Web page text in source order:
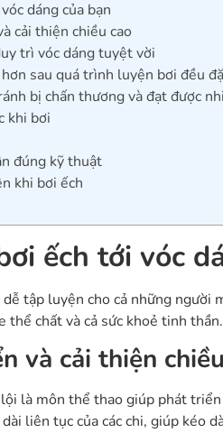
dáng của bạn
cải thiện chiều cao
trì vóc dáng tuyệt vời
sau quá trình luyện bơi đều
bị chấn thương và đạt được
khi bơi
đúng kỹ thuật
khi bơi ếch
ếch tới vóc
tập luyện cho cả những người
thể chất và cả sức khoẻ tinh thần.
và cải thiện
là môn thể thao giúp phát
liên tục của các chi, giúp kéo